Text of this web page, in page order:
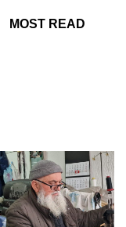
MOST READ